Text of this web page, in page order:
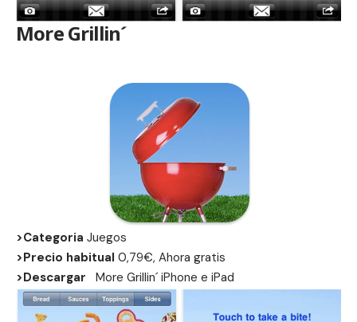
More Grillin´
>Categoria Juegos
>Precio habitual 0,79€, Ahora gratis
>Descargar
More Grillin´ iPhone e iPad